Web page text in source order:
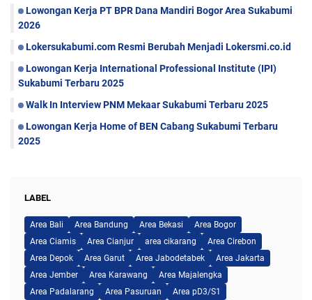
Lowongan Kerja PT BPR Dana Mandiri Bogor Area Sukabumi
2026
Lokersukabumi.com Resmi Berubah Menjadi Lokersmi.co.id
Lowongan Kerja International Professional Institute (IPI)
Sukabumi Terbaru 2025
Walk In Interview PNM Mekaar Sukabumi Terbaru 2025
Lowongan Kerja Home of BEN Cabang Sukabumi Terbaru
2025
LABEL
Area Bali Area Bandung Area Bekasi
Area Bogor
Area Ciamis
Area Cianjur area cikarang
Area Cirebon
Area Depok
Area Garut Area Jabodetabek
Area Jakarta
Area Jember
Area Karawang
Area Majalengka
Area Padalarang
Area Pasuruan
Area pD3/S1